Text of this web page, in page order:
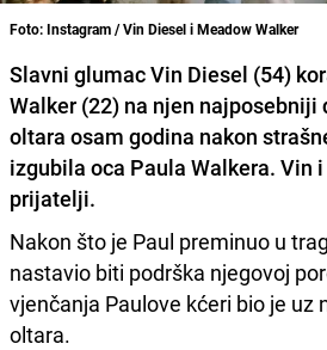
Foto: Instagram / Vin Diesel i Meadow Walker
Slavni glumacVin Diesel (54)
Walker (22) na njen najposebniji
oltara osam godina nakon
izgubila oca Paula Walkera. Vin
prijatelji.
Nakon što je Paul preminuo u
nastavio biti podrška njegovoj
vjenčanja Paulove kćeri bio je uz
oltara.